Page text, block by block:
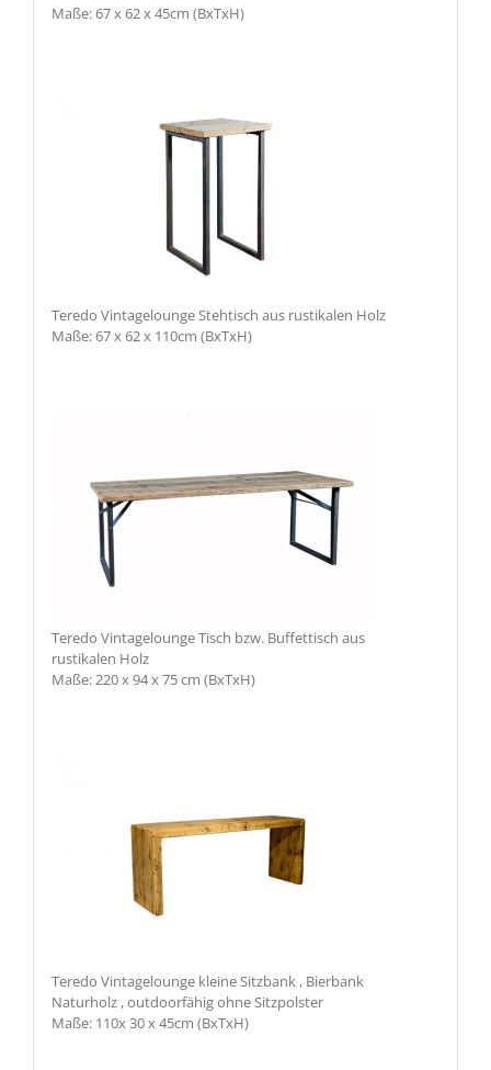
Maße: 67 x 62 x 45cm (BxTxH)
Teredo Vintagelounge Stehtisch aus rustikalen Holz
Maße: 67 x 62 x 110cm (BxTxH)
Teredo Vintagelounge Tisch bzw. Buffettisch aus
rustikalen Holz
Maße: 220 x 94 x 75 cm (BxTxH)
Teredo Vintagelounge kleine Sitzbank , Bierbank
Naturholz , outdoorfähig ohne Sitzpolster
Maße: 110x 30 x 45cm (BxTxH)